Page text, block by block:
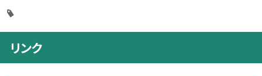
リンク